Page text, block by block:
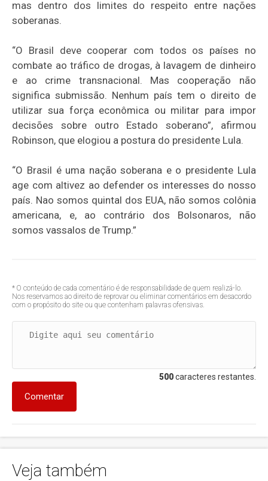
mas dentro dos limites do respeito entre nações
soberanas.
“O Brasil deve cooperar com todos os países no
combate ao tráfico de drogas, à lavagem de dinheiro
e ao crime transnacional. Mas cooperação não
significa submissão. Nenhum país tem o direito de
utilizar sua força econômica ou militar para impor
decisões sobre outro Estado soberano”, afirmou
Robinson, que elogiou a postura do presidente Lula.
“O Brasil é uma nação soberana e o presidente Lula
age com altivez ao defender os interesses do nosso
país. Nao somos quintal dos EUA, não somos colônia
americana, e, ao contrário dos Bolsonaros, não
somos vassalos de Trump.”
* O conteúdo de cada comentário é de responsabilidade de quem realizá-lo.
Nos reservamos ao direito de reprovar ou eliminar comentários em desacordo
com o propósito do site ou que contenham palavras ofensivas.
500caracteres restantes.
Comentar
Veja também